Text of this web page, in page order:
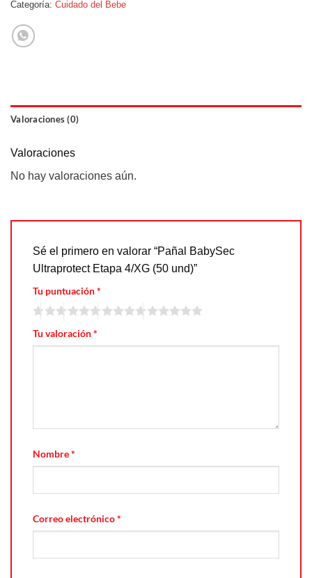
Categoría: Cuidado del Bebe
Valoraciones (0)
Valoraciones
No hay valoraciones aún.
Sé el primero en valorar “Pañal BabySec
Ultraprotect Etapa 4/XG (50 und)”
Tu puntuación*
Tu valoración*
Nombre*
Correo electrónico*